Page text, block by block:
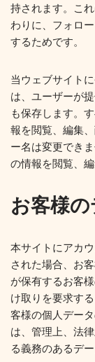
持されます。こ
わりに、フォロ
するためです。
当ウェブサイト
は、ユーザーが
も保存します。
報を閲覧、編集
ー名は変更でき
の情報を閲覧、
お客様
本サイトにアカ
された場合、お
が保有するお客
け取りを要求す
客様の個人デー
は、管理上、法
る義務のあるデ